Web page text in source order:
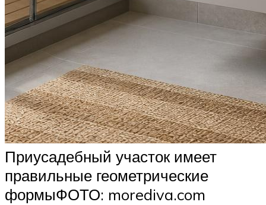
Приусадебный участок имеет
правильные геометрические
формыФОТО: morediva.com